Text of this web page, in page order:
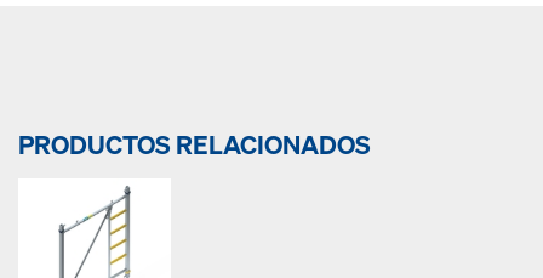
PRODUCTOS RELACIONADOS